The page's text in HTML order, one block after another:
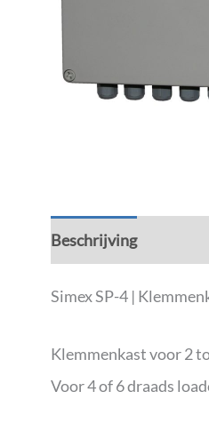
Beschrijving
Simex SP-4 |
Klemmenkast voor 2
Voor 4 of 6 draads